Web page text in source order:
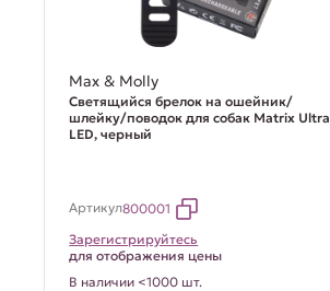
Max & Molly
Светящийся брелок на ошейник/
шлейку/поводок для собак Matrix Ultra
LED, черный
Артикул800001
Зарегистрируйтесь
для отображения цены
В наличии <1000 шт.